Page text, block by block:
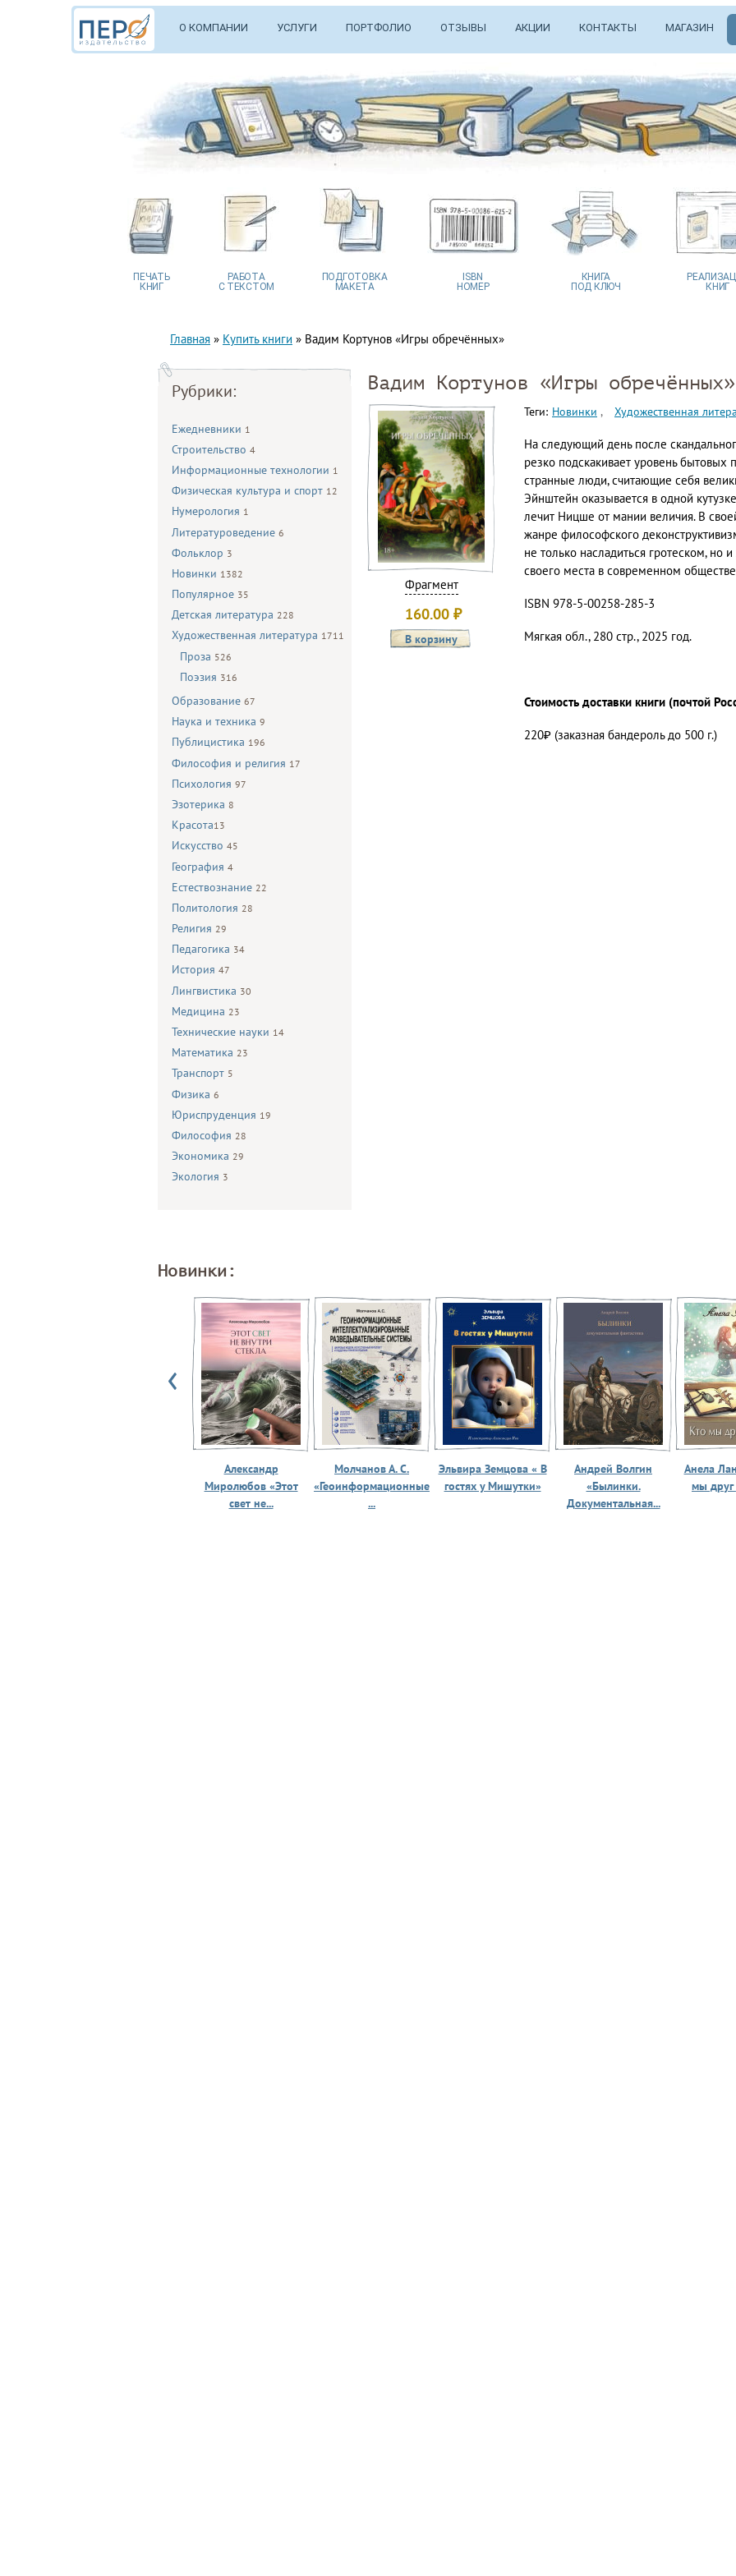
О КОМПАНИИ УСЛУГИ ПОРТФОЛИО ОТЗЫВЫ АКЦИИ КОНТАКТЫ МАГАЗИН
ПЕЧАТЬ
КНИГ
РАБОТА
С ТЕКСТОМ
ПОДГОТОВКА
МАКЕТА
ISBN
НОМЕР
КНИГА
ПОД КЛЮЧ
КНИГ
Главная » Купить книги » Вадим Кортунов «Игры обречённых»
Рубрики:
Ежедневники 1
Строительство 4
Информационные технологии 1
Физическая культура и спорт 12
Нумерология 1
Литературоведение 6
Фольклор 3
Новинки 1382
Популярное 35
Детская литература 228
Художественная литература 1711
Проза 526
Поэзия 316
Образование 67
Наука и техника 9
Публицистика 196
Философия и религия 17
Психология 97
Эзотерика 8
Красота13
Искусство 45
География 4
Естествознание 22
Политология 28
Религия 29
Педагогика 34
История 47
Лингвистика 30
Медицина 23
Технические науки 14
Математика 23
Транспорт 5
Физика 6
Юриспруденция 19
Философия 28
Экономика 29
Экология 3
Вадим Кортунов «Игры обречённых»
Фрагмент
160.00 ₽
Теги: Новинки Художественная
На следующий день после
резко подскакивает уровень бытовых
странные люди, считающие себя
Эйнштейн оказывается в одной
лечит Ницше от мании величия. В
жанре философского
не только насладиться гротеском, но
своего места в современном
ISBN 978-5-00258-285-3
Мягкая обл., 280 стр., 2025 год.
Стоимость доставки книги (почтой
220₽ (заказная бандероль до 500 г.)
Новинки:
Александр
Миролюбов «Этот
свет не...
Молчанов А. С.
«Геоинформационные
...
Эльвира Земцова « В
гостях у Мишутки»
Андрей Волгин
«Былинки.
Документальная...
Анела
мы друг